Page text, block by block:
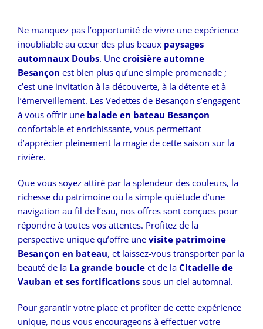
Ne manquez pas l’opportunité de vivre une expérience
inoubliable au cœur des plus beaux paysages
automnaux Doubs. Une croisière automne
Besançon est bien plus qu’une simple promenade ;
c’est une invitation à la découverte, à la détente et à
l’émerveillement. Les Vedettes de Besançon s’engagent
à vous offrir une balade en bateau Besançon
confortable et enrichissante, vous permettant
d’apprécier pleinement la magie de cette saison sur la
rivière.
Que vous soyez attiré par la splendeur des couleurs, la
richesse du patrimoine ou la simple quiétude d’une
navigation au fil de l’eau, nos offres sont conçues pour
répondre à toutes vos attentes. Profitez de la
perspective unique qu’offre une visite patrimoine
Besançon en bateau, et laissez-vous transporter par la
beauté de la La grande boucle et de la Citadelle de
Vauban et ses fortifications sous un ciel automnal.
Pour garantir votre place et profiter de cette expérience
unique, nous vous encourageons à effectuer votre